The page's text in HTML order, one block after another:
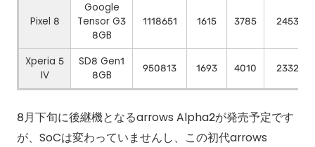
Pixel 8
Google
Tensor G3
8GB
1118651 1615 3785 2453
Xperia 5
IV
SD8 Gen1
8GB
950813 1693 4010 2332
8月下旬に後継機となるarrows Alpha2が発売予定です
が、SoCは変わっていませんし、この初代arrows